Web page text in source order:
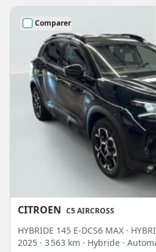
Comparer
CITROEN C5 AIRCROSS
HYBRIDE 145 E-DCS6 MAX ·
2025 · 3 563 km · Hybride ·